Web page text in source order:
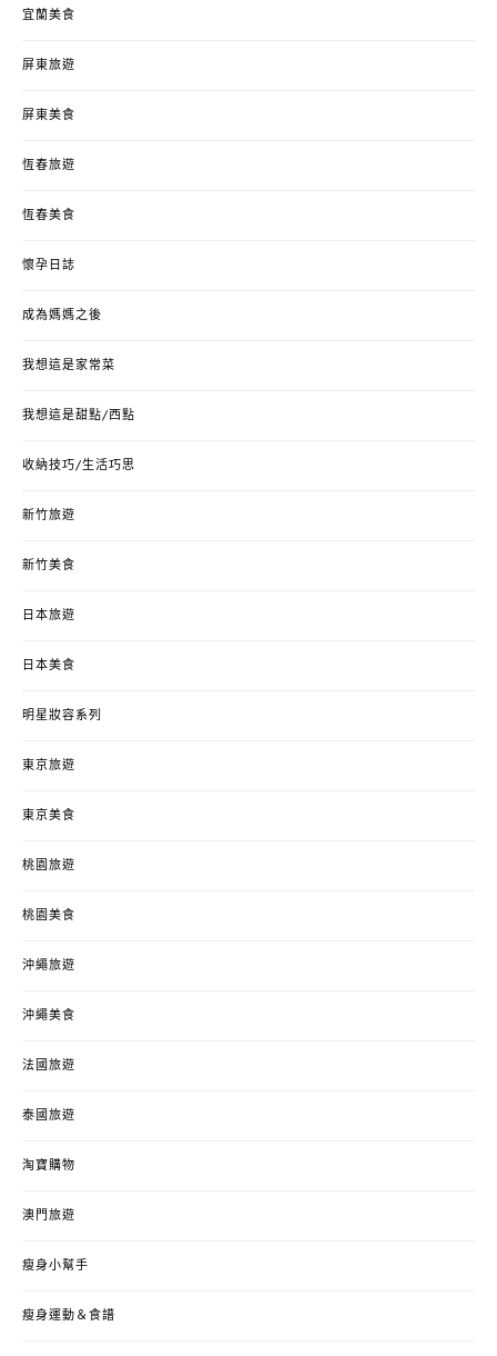
宜蘭美食
屏東旅遊
屏東美食
恆春旅遊
恆春美食
懷孕日誌
成為媽媽之後
我想這是家常菜
我想這是甜點/西點
收納技巧/生活巧思
新竹旅遊
新竹美食
日本旅遊
日本美食
明星妝容系列
東京旅遊
東京美食
桃園旅遊
桃園美食
沖繩旅遊
沖繩美食
法國旅遊
泰國旅遊
淘寶購物
澳門旅遊
瘦身小幫手
瘦身運動＆食譜